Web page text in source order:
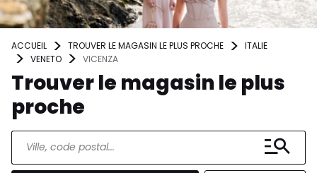
ACCUEIL TROUVER LE MAGASIN LE PLUS PROCHE
ITALIE
VENETO
VICENZA
Trouver le magasin le plus
proche